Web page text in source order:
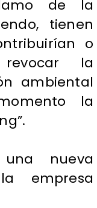
de la
tienen
o
la
ambiental
la
nueva
empresa